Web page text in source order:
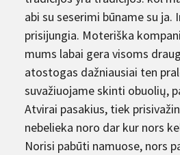
abi su seserimi būname su ja.
prisijungia. Moteriška
mums labai gera visoms
atostogas dažniausiai ten
suvažiuojame skinti obuolių,
Atvirai pasakius, tiek
nebelieka noro dar kur nors
Norisi pabūti namuose, nors